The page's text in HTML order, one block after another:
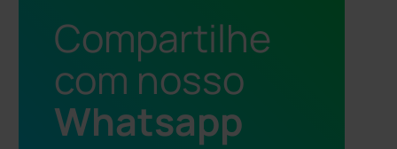
Compartilhe
com nosso
Whatsapp